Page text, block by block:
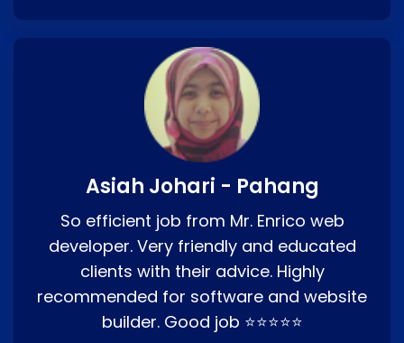
Asiah Johari - Pahang
So efficient job from Mr. Enrico web
developer. Very friendly and educated
clients with their advice. Highly
recommended for software and website
builder. Good job ⭐⭐⭐⭐⭐